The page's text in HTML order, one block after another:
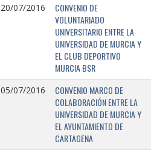
20/07/2016
CONVENIO DE
VOLUNTARIADO
UNIVERSITARIO ENTRE LA
UNIVERSIDAD DE MURCIA Y
EL CLUB DEPORTIVO
MURCIA BSR
05/07/2016
CONVENIO MARCO DE
COLABORACIÓN ENTRE LA
UNIVERSIDAD DE MURCIA Y
EL AYUNTAMIENTO DE
CARTAGENA